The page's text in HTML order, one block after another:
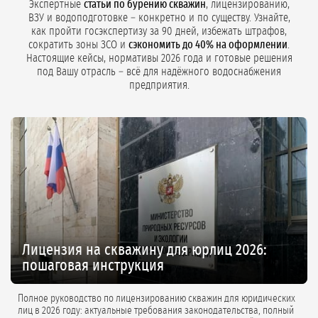
Экспертные статьи по бурению скважин, лицензированию,
ВЗУ и водоподготовке – конкретно и по существу. Узнайте,
как пройти госэкспертизу за 90 дней, избежать штрафов,
сократить зоны ЗСО и сэкономить до 40% на оформлении
Настоящие кейсы, нормативы 2026 года и готовые решения
под Вашу отрасль – всё для надёжного водоснабжения
предприятия.
Лицензия на скважину для юрлиц 2026:
пошаговая инструкция
Полное руководство по лицензированию скважин для юридических
лиц в 2026 году: актуальные требования законодательства, полный